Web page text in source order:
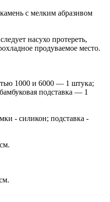
с мелким абразивом
насухо протереть,
продуваемое место.
1000 и 6000 — 1 штука;
подставка — 1
- силикон; подставка -